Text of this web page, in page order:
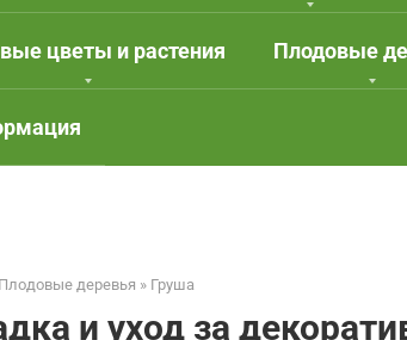
цветы и растения Плодовые
Плодовые деревья » Груша
и уход за